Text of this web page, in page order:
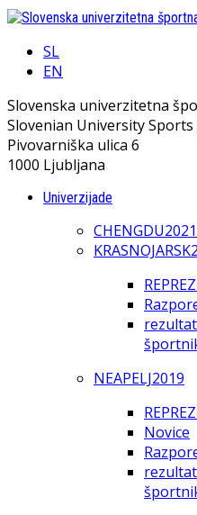
SL
EN
Slovenska univerzitetna
Slovenian University
Pivovarniška ulica 6
1000 Ljubljana
Univerzijade
CHENGDU2021
NEAPELJ2019
Novice